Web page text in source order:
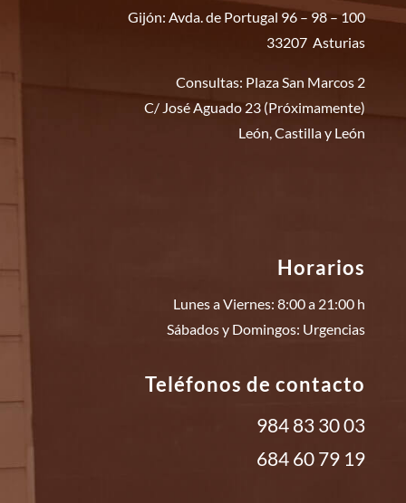
Gijón: Avda. de Portugal 96 – 98 – 100
33207 Asturias
Consultas: Plaza San Marcos 2
C/ José Aguado 23 (Próximamente)
León, Castilla y León
Horarios
Lunes a Viernes: 8:00 a 21:00 h
Sábados y Domingos: Urgencias
Teléfonos de contacto
984 83 30 03
684 60 79 19